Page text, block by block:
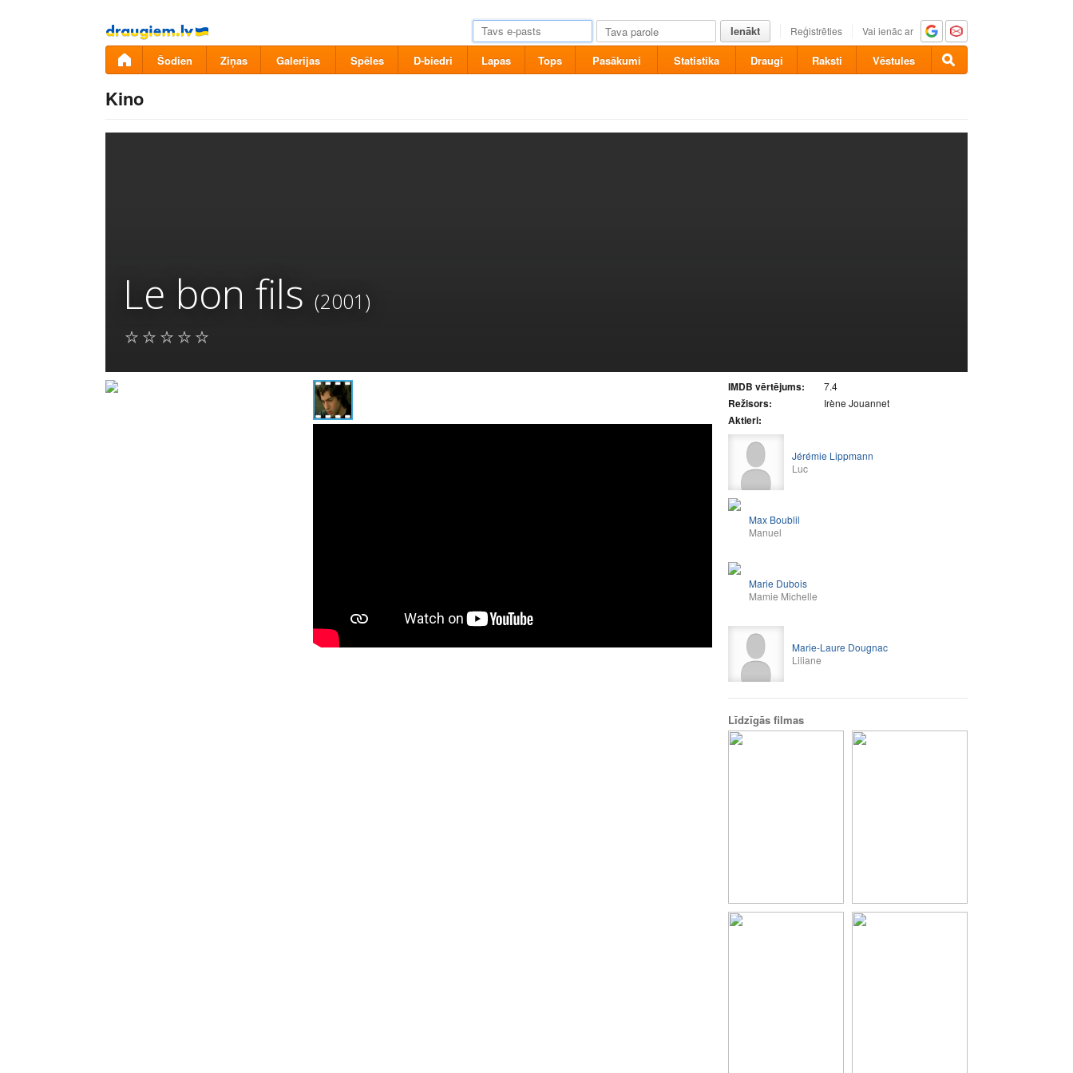
Pāriet
uz
saturu
Ienākt Reģistrēties Vai ienāc ar
Šodien Ziņas Galerijas Spēles D-biedri Lapas Tops Pasākumi Statistika Draugi Raksti Vēstules
Kino
Le bon fils (2001)
IMDB vērtējums: 7.4
Režisors: Irène Jouannet
Aktieri:
Jérémie Lippmann
Luc
Max Boublil
Manuel
Marie Dubois
Mamie Michelle
Marie-Laure Dougnac
Liliane
Līdzīgās filmas